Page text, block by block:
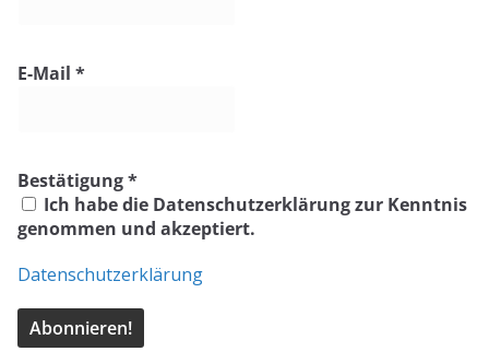
E-Mail *
Bestätigung*
Ich habe die Datenschutzerklärung zur Kenntnis
genommen und akzeptiert.
Datenschutzerklärung